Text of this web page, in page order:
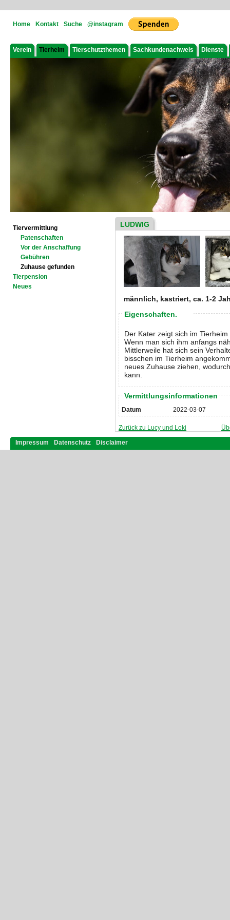
Home Kontakt Suche @instagram
Verein Tierheim Tierschutzthemen Sachkundenachweis Dienste
Tiervermittlung
Patenschaften
Vor der Anschaffung
Gebühren
Zuhause gefunden
Tierpension
Neues
LUDWIG
männlich, kastriert, ca. 1-2
Eigenschaften.
Der Kater zeigt sich im
Wenn man sich ihm anfangs
Mittlerweile hat sich sein
bisschen im Tierheim
neues Zuhause ziehen,
kann.
Vermittlungsinformationen
Datum 2022-03-07
Zurück zu Lucy und Loki
Impressum Datenschutz Disclaimer